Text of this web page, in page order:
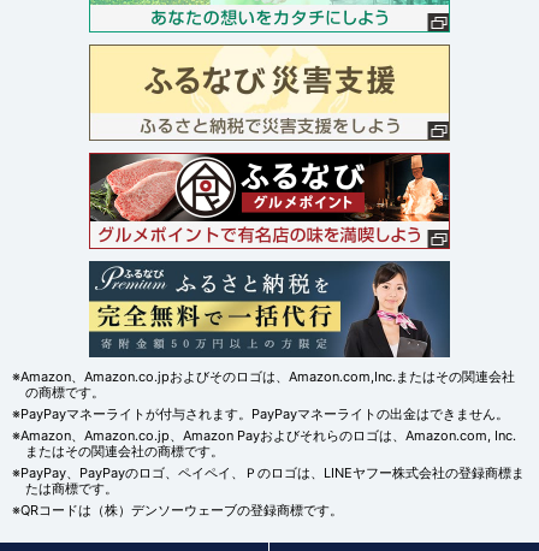
※Amazon、Amazon.co.jpおよびそのロゴは、Amazon.com,Inc.またはその関連会社
の商標です。
※PayPayマネーライトが付与されます。PayPayマネーライトの出金はできません。
※Amazon、Amazon.co.jp、Amazon Payおよびそれらのロゴは、Amazon.com, Inc.
またはその関連会社の商標です。
※PayPay、PayPayのロゴ、ペイペイ、Ｐのロゴは、LINEヤフー株式会社の登録商標ま
たは商標です。
※QRコードは（株）デンソーウェーブの登録商標です。